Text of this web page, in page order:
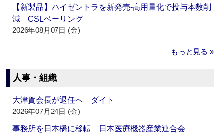
【新製品】ハイゼントラを新発売‐高用量化で投与本数削
減 CSLベーリング
2026年08月07日 (金)
もっと見る »
人事・組織
大津賀会長が退任へ ダイト
2026年07月24日 (金)
事務所を日本橋に移転 日本医療機器産業連合会